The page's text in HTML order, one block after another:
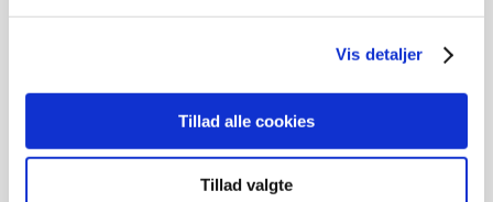
Vis detaljer
Tillad alle cookies
Tillad valgte
Liv&Død Prisen
Vores historie
Viden & Råd
Materialer